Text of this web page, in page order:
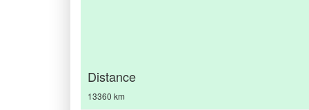
Distance
13360 km